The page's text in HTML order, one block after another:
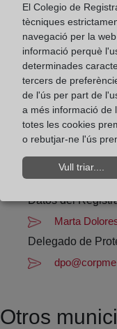
Horario:
De lunes a
Agosto: De
Los días 24 y
horas
Datos de contacto:
(977) 66 01
Datos del
Marta
Delegado de
Otros
El Colegio de
tècniques
navegació per la
informació perquè
determinades
tercers de
de l'ús per part de
a més informació de
totes les cookies
o rebutjar-ne l'ús
Vull triar....